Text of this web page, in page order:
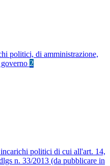
politici, di amministrazione,
2
politici di cui all'art. 14,
n. 33/2013 (da pubblicare in